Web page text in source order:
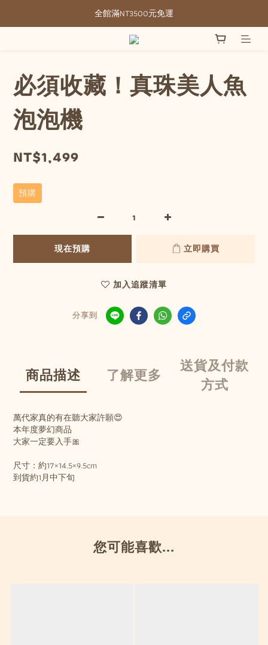
全館滿NT3500元免運
全館滿NT3500元免運
部分現貨＋預購20-30天不含假日
必須收藏！真珠美人魚
泡泡機
NT$1,499
預購
現在預購 立即購買
加入追蹤清單
分享到
商品描述 了解更多
送貨及付款
方式
萬代家真的有在聽大家許願😍
本年度夢幻商品
大家一定要入手🎀
尺寸：約17×14.5×9.5cm
到貨約1月中下旬
您可能喜歡...